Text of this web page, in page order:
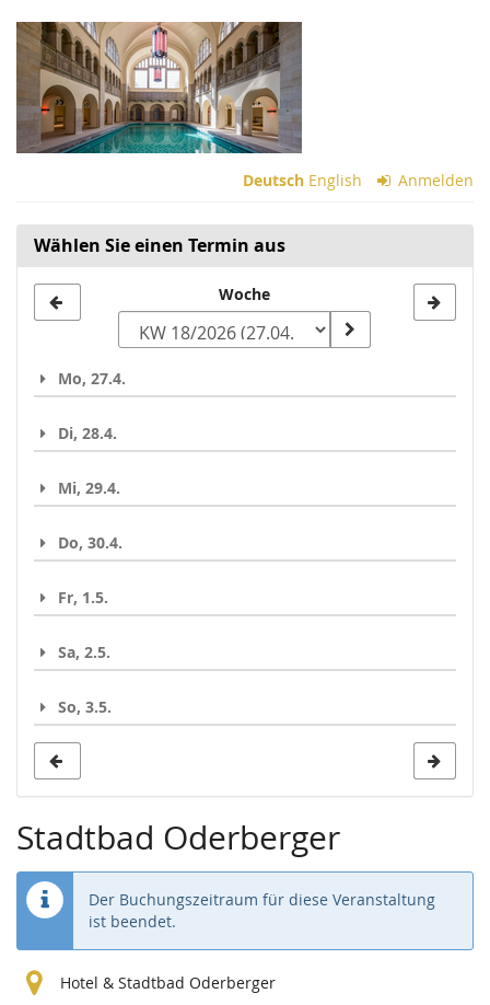
Zum
Haupt-
Inhalt
springen
Deutsch English Anmelden
Wählen Sie einen Termin aus
zur
auswählen
Woche
Mo, 27.4.
Di, 28.4.
Mi, 29.4.
Do, 30.4.
Fr, 1.5.
Sa, 2.5.
So, 3.5.
Stadtbad Oderberger
Der Buchungszeitraum für diese Veranstaltung
ist beendet.
Hotel & Stadtbad Oderberger